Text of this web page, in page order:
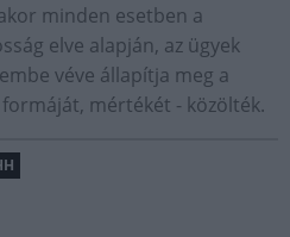
minden esetben a
elve alapján, az ügyek
véve állapítja meg a
mértékét - közölték.